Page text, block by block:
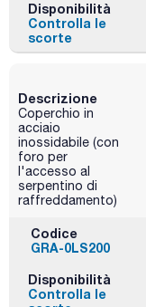
Disponibilità
Controlla le
scorte
Descrizione
Coperchio in
acciaio
inossidabile (con
foro per
l'accesso al
serpentino di
raffreddamento)
Codice
GRA-0LS200
Disponibilità
Controlla le